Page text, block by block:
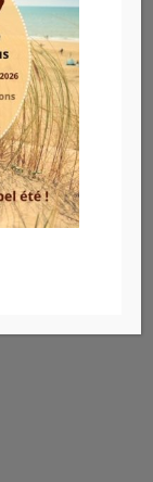
de